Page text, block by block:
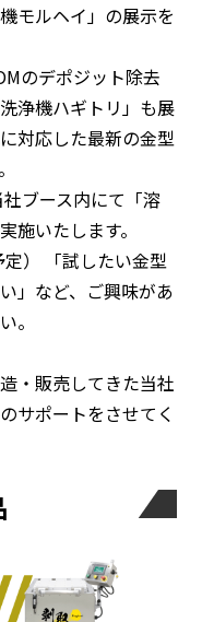
モルヘイ」の展示を
のデポジット除去
浄機ハギトリ」も展
対応した最新の金型
ブース内にて「溶
施いたします。
定） 「試したい金型
」など、ご興味があ
。
・販売してきた当社
サポートをさせてく